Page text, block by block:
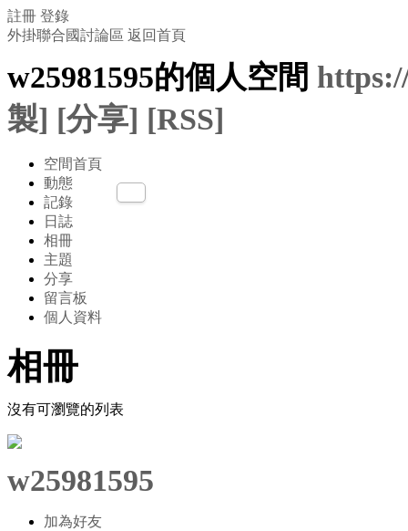
註冊 登錄
外掛聯合國討論區 返回首頁
w25981595的個人空間
製] [分享] [RSS]
空間首頁
動態
記錄
日誌
相冊
主題
分享
留言板
個人資料
相冊
沒有可瀏覽的列表
w25981595
加為好友